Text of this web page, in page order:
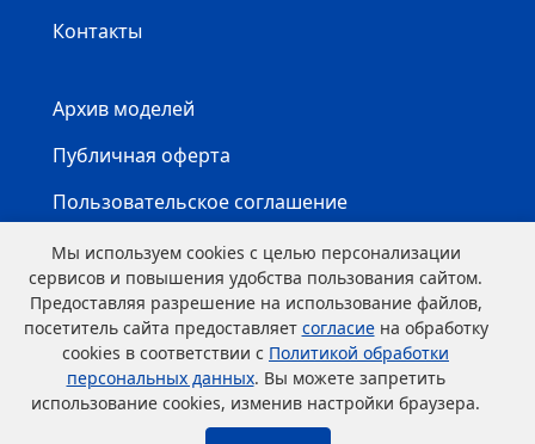
Контакты
Архив моделей
Публичная оферта
Пользовательское соглашение
Карта сайта
Мы используем cookies с целью персонализации
сервисов и повышения удобства пользования сайтом.
Предоставляя разрешение на использование файлов,
посетитель сайта предоставляет согласиена обработку
cookies в соответствии с Политикой обработки
персональных данных. Вы можете запретить
использование cookies, изменив настройки браузера.